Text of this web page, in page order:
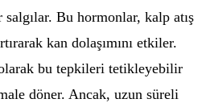
Bu hormonlar, kalp atış
kan dolaşımını etkiler.
bu tepkileri tetikleyebilir
döner. Ancak, uzun süreli